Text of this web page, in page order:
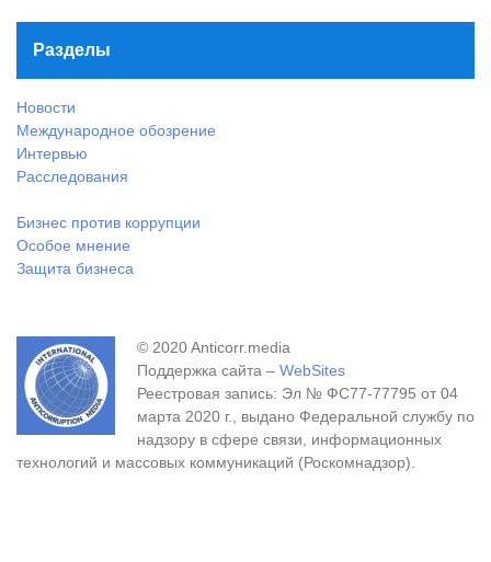
Разделы
Новости
Международное обозрение
Интервью
Расследования
Бизнес против коррупции
Особое мнение
Защита бизнеса
© 2020 Anticorr.media
Поддержка сайта – WebSites
Реестровая запись: Эл № ФС77-77795 от 04
марта 2020 г., выдано Федеральной службу по
надзору в сфере связи, информационных
технологий и массовых коммуникаций (Роскомнадзор).